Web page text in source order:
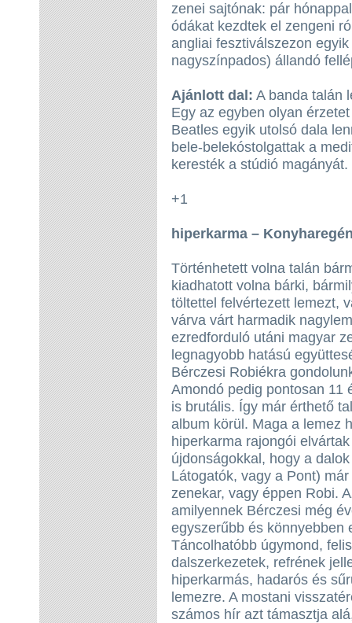
zenei sajtónak: pár
ódákat kezdtek el zengeni
angliai fesztiválszezon
nagyszínpados) állandó
Ajánlott dal: A banda talán
Egy az egyben olyan
Beatles egyik utolsó dala
bele-belekóstolgattak a
keresték a stúdió magányát.
+1
hiperkarma –
Történhetett volna talán
kiadhatott volna bárki,
töltettel felvértezett lemezt,
várva várt harmadik
ezredforduló utáni magyar
legnagyobb hatású
Bérczesi Robiékra
Amondó pedig pontosan 11
is brutális. Így már érthető
album körül. Maga a lemez
hiperkarma rajongói
újdonságokkal, hogy a
Látogatók, vagy a Pont)
zenekar, vagy éppen Robi.
amilyennek Bérczesi még
egyszerűbb és könnyebben
Táncolhatóbb úgymond,
dalszerkezetek, refrének
hiperkarmás, hadarós és
lemezre. A mostani
számos hír azt támasztja